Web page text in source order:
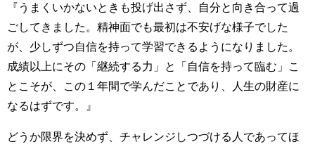
『うまくいかないときも投げ出さず、自分と向き合って過
ごしてきました。精神面でも最初は不安げな様子でした
が、少しずつ自信を持って学習できるようになりました。
成績以上にその「継続する力」と「自信を持って臨む」こ
とこそが、この１年間で学んだことであり、人生の財産に
なるはずです。』
どうか限界を決めず、チャレンジしつづける人であってほ